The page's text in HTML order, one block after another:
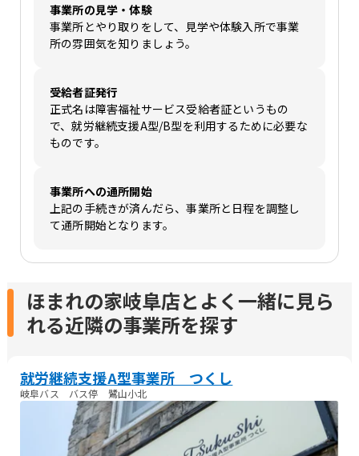
事業所の見学・体験
事業所とやり取りをして、見学や体験入所で事業
所の雰囲気を知りましょう。
受給者証発行
正式名は障害福祉サービス受給者証というもの
で、就労継続支援A型/B型を利用するために必要な
ものです。
事業所への通所開始
上記の手続きが済んだら、事業所と日程を調整し
て通所開始となります。
ほまれの家岐阜店とよく一緒に見ら
れる近隣の事業所を探す
就労継続支援A型事業所 つくし
岐阜バス バス停 鷺山小北